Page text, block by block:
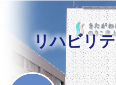
リハビリ